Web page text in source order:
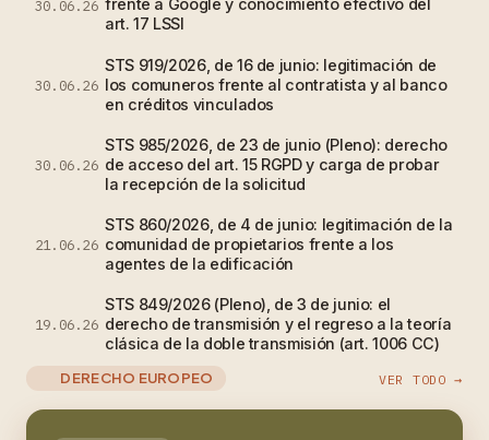
30.06.26 frente a Google y conocimiento efectivo del
art. 17 LSSI
30.06.26
STS 919/2026, de 16 de junio: legitimación de
los comuneros frente al contratista y al banco
en créditos vinculados
30.06.26
STS 985/2026, de 23 de junio (Pleno): derecho
de acceso del art. 15 RGPD y carga de probar
la recepción de la solicitud
21.06.26
STS 860/2026, de 4 de junio: legitimación de la
comunidad de propietarios frente a los
agentes de la edificación
19.06.26
STS 849/2026 (Pleno), de 3 de junio: el
derecho de transmisión y el regreso a la teoría
clásica de la doble transmisión (art. 1006 CC)
DERECHO EUROPEO
VER TODO →